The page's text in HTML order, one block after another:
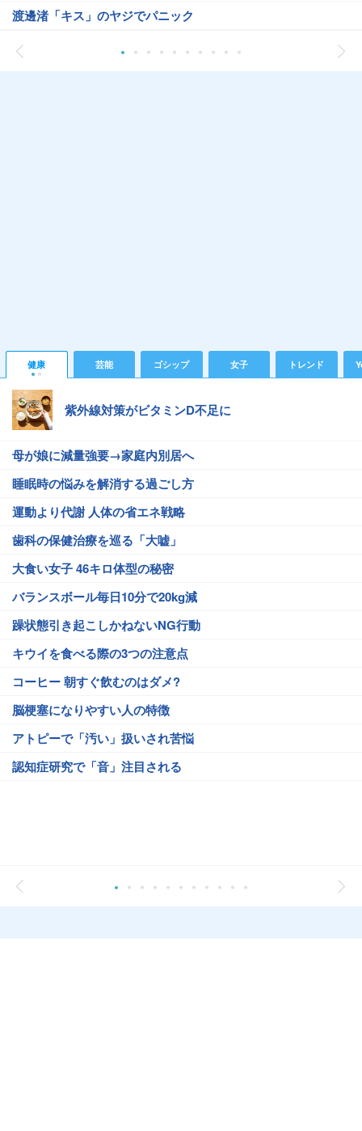
渡邊渚「キス」のヤジでパニック
健康 芸能 ゴシップ 女子 トレンド
紫外線対策がビタミンD不足に
母が娘に減量強要→家庭内別居へ
睡眠時の悩みを解消する過ごし方
運動より代謝 人体の省エネ戦略
歯科の保健治療を巡る「大嘘」
大食い女子 46キロ体型の秘密
バランスボール毎日10分で20kg減
躁状態引き起こしかねないNG行動
キウイを食べる際の3つの注意点
コーヒー 朝すぐ飲むのはダメ?
脳梗塞になりやすい人の特徴
アトピーで「汚い」扱いされ苦悩
認知症研究で「音」注目される